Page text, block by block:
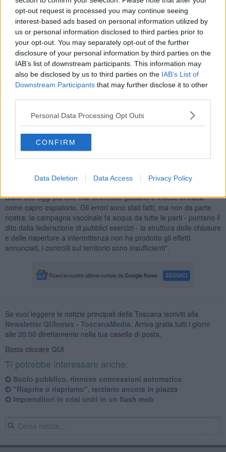
opt-out request is processed you may continue seeing
interest-based ads based on personal information utilized by
us or personal information disclosed to third parties prior to
your opt-out. You may separately opt-out of the further
disclosure of your personal information by third parties on the
IAB’s list of downstream participants. This information may
also be disclosed by us to third parties on the IAB’s List of
Downstream Participants that may further disclose it to other
Personal Data Processing Opt Outs
CONFIRM
Data Deletion Data Access Privacy Policy
"Viene divisa la categoria, dando la possibilità di lavorare solo a chi
ha tavoli all’esterno. Forse non ci rendiamo conto che per gli altri, e
si parla di molte attività nella nostra provincia, queste misure -
affermano da Confcommercio in una nota - sentenziano un
prolungamento dellockdown. E ciò avviene dopo 14 mesi in cui
molti non hanno lavorato, non hanno guadagnato e hanno perso
gran parte dei risparmi su cui hanno costruito la propria vita".
"Per non parlare del mantenimento del coprifuoco dalle 22 almeno
fine a metà giugno. Per noi significa dover terminare il servizio alle
21, orario in cui gli italiani sono soliti cenare. Per le città significa
svuotarsi e lasciare spazio a sempre maggior degrado. Per i turisti
significa non avere voglia di visitare il nostro paese".
E allora: “Abbiamo il diritto di lavorare, proprio come tutti gli altri
Stato che oggi più che mai dovrebbe guidarci e invece ci tratta
come capro espiatorio. Gli errori sono stati fatti, ma non da parte
nostra: la campagna vaccinale fa acqua da tutte le parti - puntano il
dito dalla federazione di pubblici esercizi - la struttura delle chiusure
e delle riaperture a intermittenza non ha prodotto gli effetti
annunciati, i controlli sul territorio sono insufficienti".
Se vuoi leggere le notizie principali della Toscana iscriviti alla
Newsletter QUInews - ToscanaMedia. Arriva gratis tutti i giorni
alle 20:00 direttamente nella tua casella di posta.
Basta cliccare QUI
Ti potrebbe interessare anche:
Suolo pubblico, rinnovo concessioni automatico
"Riaprite o riapriamo", terziario ancora in piazza
Imprenditori in crisi uniti in un flash mob